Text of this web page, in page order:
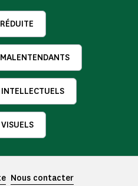
Nous contacter